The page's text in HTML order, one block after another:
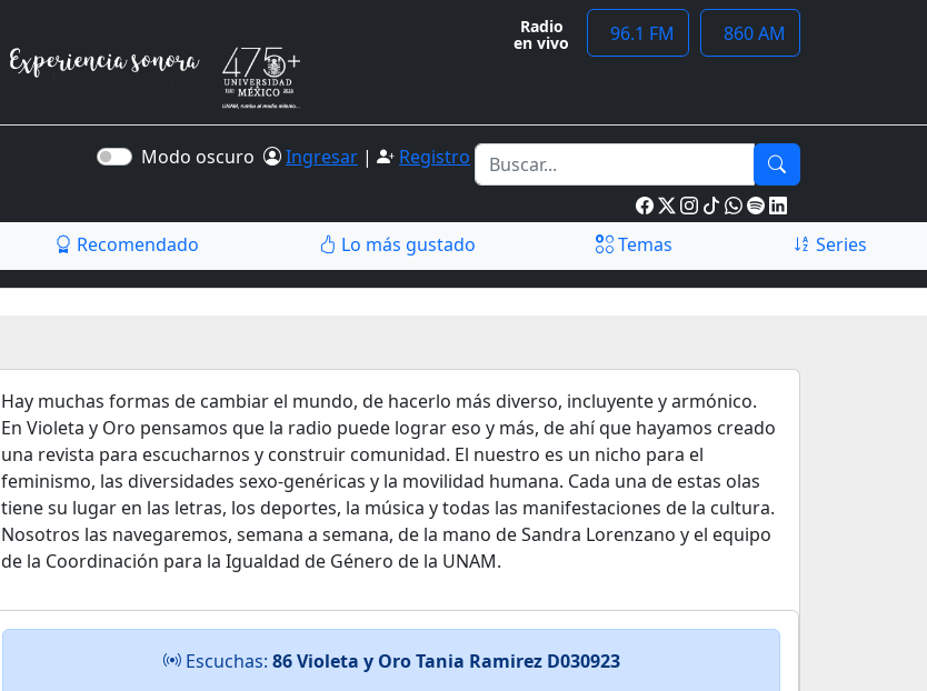
Radio
en vivo 96.1 FM 860 AM
Modo oscuro Ingresar | Registro
Recomendado Lo más gustado Temas Series
Hay muchas formas de cambiar el mundo, de hacerlo más diverso, incluyente y armónico.
En Violeta y Oro pensamos que la radio puede lograr eso y más, de ahí que hayamos creado
una revista para escucharnos y construir comunidad. El nuestro es un nicho para el
feminismo, las diversidades sexo-genéricas y la movilidad humana. Cada una de estas olas
tiene su lugar en las letras, los deportes, la música y todas las manifestaciones de la cultura.
Nosotros las navegaremos, semana a semana, de la mano de Sandra Lorenzano y el equipo
de la Coordinación para la Igualdad de Género de la UNAM.
Escuchas: 86 Violeta y Oro Tania Ramirez D030923